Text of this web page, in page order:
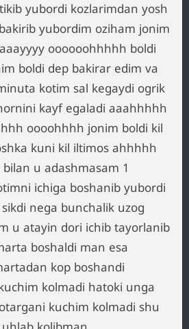
yubordi kozlarimdan yosh
yubordim oziham jonim
oooooohhhhh boldi
boldi dep bakirar edim va
kotim sal kegaydi ogrik
kayf egaladi aaahhhhh
oooohhhh jonim boldi kil
kuni kil iltimos ahhhhh
u adashmasam 1
ichiga boshanib yubordi
nega bunchalik uzog
u atayin dori ichib tayorlanib
boshaldi man esa
kop boshandi
kolmadi hatoki unga
kuchim kolmadi shu